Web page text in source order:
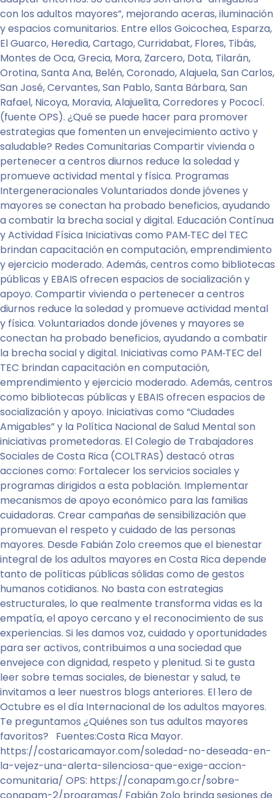
con los adultos mayores”, mejorando aceras, iluminación
y espacios comunitarios. Entre ellos Goicochea, Esparza,
El Guarco, Heredia, Cartago, Curridabat, Flores, Tibás,
Montes de Oca, Grecia, Mora, Zarcero, Dota, Tilarán,
Orotina, Santa Ana, Belén, Coronado, Alajuela, San Carlos,
San José, Cervantes, San Pablo, Santa Bárbara, San
Rafael, Nicoya, Moravia, Alajuelita, Corredores y Pococí.
(fuente OPS). ¿Qué se puede hacer para promover
estrategias que fomenten un envejecimiento activo y
saludable? Redes Comunitarias Compartir vivienda o
pertenecer a centros diurnos reduce la soledad y
promueve actividad mental y física. Programas
Intergeneracionales Voluntariados donde jóvenes y
mayores se conectan ha probado beneficios, ayudando
a combatir la brecha social y digital. Educación Contínua
y Actividad Física Iniciativas como PAM‑TEC del TEC
brindan capacitación en computación, emprendimiento
y ejercicio moderado. Además, centros como bibliotecas
públicas y EBAIS ofrecen espacios de socialización y
apoyo. Compartir vivienda o pertenecer a centros
diurnos reduce la soledad y promueve actividad mental
y física. Voluntariados donde jóvenes y mayores se
conectan ha probado beneficios, ayudando a combatir
la brecha social y digital. Iniciativas como PAM‑TEC del
TEC brindan capacitación en computación,
emprendimiento y ejercicio moderado. Además, centros
como bibliotecas públicas y EBAIS ofrecen espacios de
socialización y apoyo. Iniciativas como “Ciudades
Amigables” y la Política Nacional de Salud Mental son
iniciativas prometedoras. El Colegio de Trabajadores
Sociales de Costa Rica (COLTRAS) destacó otras
acciones como: Fortalecer los servicios sociales y
programas dirigidos a esta población. Implementar
mecanismos de apoyo económico para las familias
cuidadoras. Crear campañas de sensibilización que
promuevan el respeto y cuidado de las personas
mayores. Desde Fabián Zolo creemos que el bienestar
integral de los adultos mayores en Costa Rica depende
tanto de políticas públicas sólidas como de gestos
humanos cotidianos. No basta con estrategias
estructurales, lo que realmente transforma vidas es la
empatía, el apoyo cercano y el reconocimiento de sus
experiencias. Si les damos voz, cuidado y oportunidades
para ser activos, contribuimos a una sociedad que
envejece con dignidad, respeto y plenitud. Si te gusta
leer sobre temas sociales, de bienestar y salud, te
invitamos a leer nuestros blogs anteriores. El 1ero de
Octubre es el día Internacional de los adultos mayores.
Te preguntamos ¿Quiénes son tus adultos mayores
favoritos? Fuentes:Costa Rica Mayor.
https://costaricamayor.com/soledad-no-deseada-en-
la-vejez-una-alerta-silenciosa-que-exige-accion-
comunitaria/ OPS: https://conapam.go.cr/sobre-
conapam-2/programas/ Fabián Zolo brinda sesiones de